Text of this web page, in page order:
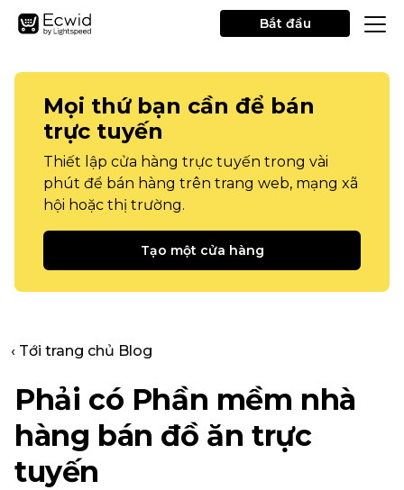
Bắt đầu
Mọi thứ bạn cần để bán
trực tuyến
Thiết lập cửa hàng trực tuyến trong vài
phút để bán hàng trên trang web, mạng xã
hội hoặc thị trường.
Tạo một cửa hàng
‹ Tới trang chủ Blog
Phải có Phần mềm nhà
hàng bán đồ ăn trực
tuyến